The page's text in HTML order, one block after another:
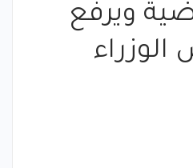
ويرفع
الوزراء